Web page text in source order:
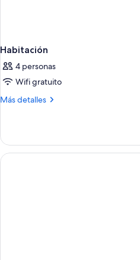
Habitación
4 personas
Wifi gratuito
Más detalles
Más